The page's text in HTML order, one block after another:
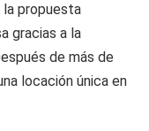
propuesta
gracias a la
de más de
locación única en